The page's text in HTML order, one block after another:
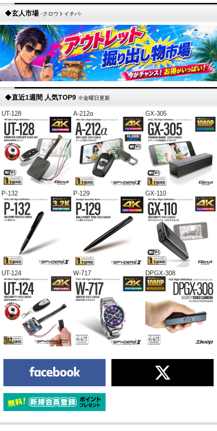
◆玄人市場 -クロウトイチバ-
◆直近1週間 人気TOP9 ※金曜日更新
UT-128 A-212α GX-305
P-132 P-129 GX-110
UT-124 W-717 DPGX-308